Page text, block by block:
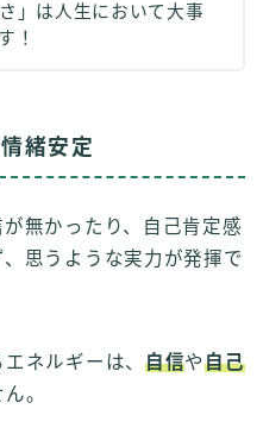
」は人生において大事
！
緒安定
無かったり、自己肯定感
思うような実力が発揮で
ネルギーは、 自信や自己
。